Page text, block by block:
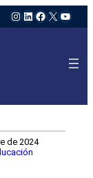
Instagram
LinkedIn
Facebook
X
de 2024